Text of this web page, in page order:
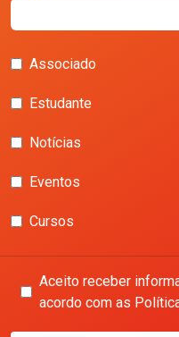
Associado
Estudante
Notícias
Eventos
Cursos
Aceito receber
acordo com as